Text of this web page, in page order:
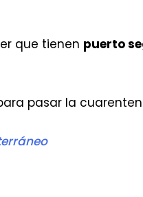
que tienen puerto
pasar la